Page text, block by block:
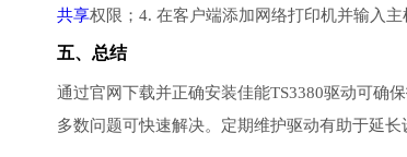
共享权限；4. 在客户端添加网络打印机并输入主
五、总结
通过官网下载并正确安装佳能TS3380驱动可确
多数问题可快速解决。定期维护驱动有助于延长